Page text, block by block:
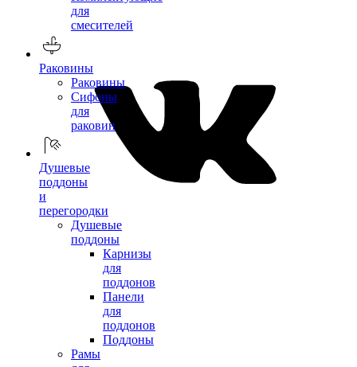
для
смесителей
Раковины
Раковины
Сифоны
для
раковин
Душевые
поддоны
и
перегородки
Душевые
поддоны
Карнизы
для
поддонов
Панели
для
поддонов
Поддоны
Рамы